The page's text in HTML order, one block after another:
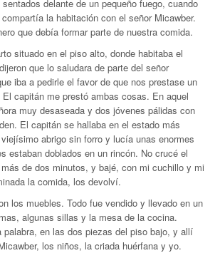
delante de un pequeño fuego, cuando
la habitación con el señor Micawber.
que debía formar parte de nuestra comida.
situado en el piso alto, donde habitaba el
que lo saludara de parte del señor
iba a pedirle el favor de que nos prestase un
capitán me prestó ambas cosas. En aquel
muy desaseada y dos jóvenes pálidas con
El capitán se hallaba en el estado más
abrigo sin forro y lucía unas enormes
estaban doblados en un rincón. No crucé el
de dos minutos, y bajé, con mi cuchillo y mi
la comida, los devolví.
los muebles. Todo fue vendido y llevado en un
algunas sillas y la mesa de la cocina.
en las dos piezas del piso bajo, y allí
los niños, la criada huérfana y yo.